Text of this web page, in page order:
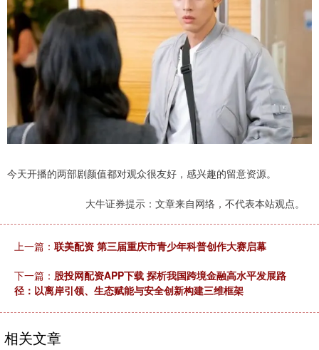
今天开播的两部剧颜值都对观众很友好，感兴趣的留意资源。
大牛证券提示：文章来自网络，不代表本站观点。
上一篇： 联美配资 第三届重庆市青少年科普创作大赛启幕
下一篇： 股投网配资APP下载 探析我国跨境金融高水平发展路
径：以离岸引领、生态赋能与安全创新构建三维框架
相关文章